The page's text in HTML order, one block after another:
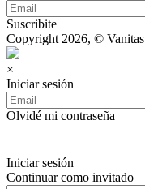
Suscribite
Copyright 2026, © Vanitas
×
Iniciar sesión
Olvidé mi contraseña
Iniciar sesión
Continuar como invitado